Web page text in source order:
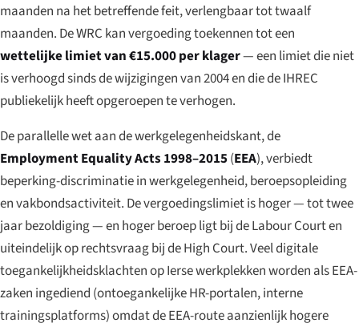
maanden na het betreffende feit, verlengbaar tot twaalf
maanden. De WRC kan vergoeding toekennen tot een
wettelijke limiet van €15.000 per klager— een limiet die niet
is verhoogd sinds de wijzigingen van 2004 en die de IHREC
publiekelijk heeft opgeroepen te verhogen.
De parallelle wet aan de werkgelegenheidskant, de
Employment Equality Acts 1998–2015(EEA), verbiedt
beperking-discriminatie in werkgelegenheid, beroepsopleiding
en vakbondsactiviteit. De vergoedingslimiet is hoger — tot twee
jaar bezoldiging — en hoger beroep ligt bij de Labour Court en
uiteindelijk op rechtsvraag bij de High Court. Veel digitale
toegankelijkheidsklachten op Ierse werkplekken worden als EEA-
zaken ingediend (ontoegankelijke HR-portalen, interne
trainingsplatforms) omdat de EEA-route aanzienlijk hogere